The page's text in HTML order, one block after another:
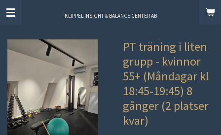
Hoppa
KLIPPEL INSIGHT & BALANCE CENTER AB
PT träning i liten
grupp - kvinnor
55+ (Måndagar kl
18:45-19:45) 8
gånger (2 platser
kvar)